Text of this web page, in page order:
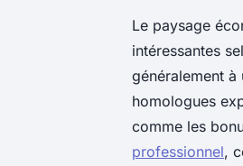
Le paysage
intéressantes
généralement
homologues
comme les
professionnel,